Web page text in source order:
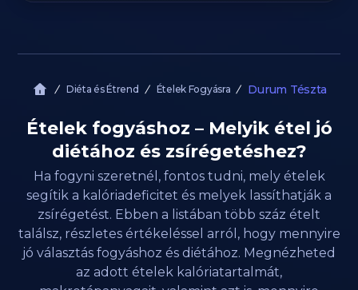
Diéta és Étrend Ételek Fogyásra Durum Tészta
Ételek fogyáshoz – Melyik étel jó
diétához és zsírégetéshez?
Ha fogyni szeretnél, fontos tudni, mely ételek
segítik a kalóriadeficitet és melyek lassíthatják a
zsírégetést. Ebben a listában több száz ételt
találsz, részletes értékeléssel arról, hogy mennyire
jó választás fogyáshoz és diétához. Megnézheted
az adott ételek kalóriatartalmát,